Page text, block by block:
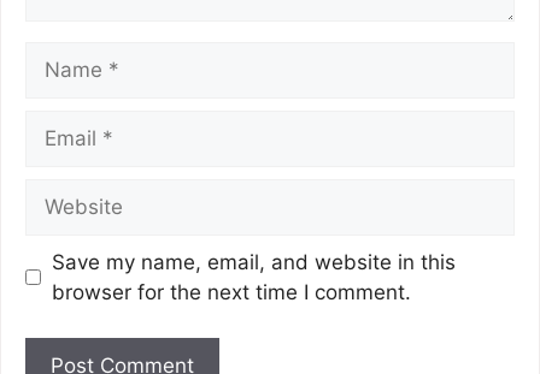
Save my name, email, and website in this
browser for the next time I comment.